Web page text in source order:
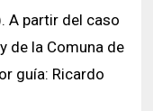
A partir del caso
de la Comuna de
guía: Ricardo